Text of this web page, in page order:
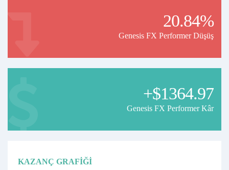
20.84%
Genesis FX Performer Düşüş
+$1364.97
Genesis FX Performer Kâr
KAZANÇ GRAFIĞI